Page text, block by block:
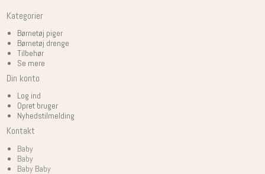
Kategorier
Børnetøj piger
Børnetøj drenge
Tilbehør
Se mere
Din konto
Log ind
Opret bruger
Nyhedstilmelding
Kontakt
Baby
Baby
Baby Baby